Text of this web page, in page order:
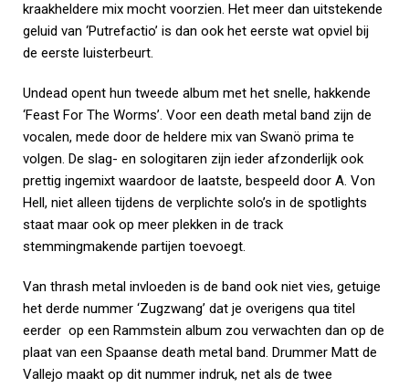
kraakheldere mix mocht voorzien. Het meer dan uitstekende
geluid van ‘Putrefactio’ is dan ook het eerste wat opviel bij
de eerste luisterbeurt.
Undead opent hun tweede album met het snelle, hakkende
‘Feast For The Worms’. Voor een death metal band zijn de
vocalen, mede door de heldere mix van Swanö prima te
volgen. De slag- en sologitaren zijn ieder afzonderlijk ook
prettig ingemixt waardoor de laatste, bespeeld door A. Von
Hell, niet alleen tijdens de verplichte solo’s in de spotlights
staat maar ook op meer plekken in de track
stemmingmakende partijen toevoegt.
Van thrash metal invloeden is de band ook niet vies, getuige
het derde nummer ‘Zugzwang’ dat je overigens qua titel
eerder op een Rammstein album zou verwachten dan op de
plaat van een Spaanse death metal band. Drummer Matt de
Vallejo maakt op dit nummer indruk, net als de twee